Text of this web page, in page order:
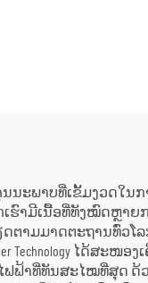
ານຄຸນນະພາບທີ່ເຂັ້ມງວດ
ຮົາມີເນື້ອທີ່ທັງໝົດຫຼາຍ
າມມາດຕະຖານທົ່ວໂ
Technology ໄດ້
ນແປງໄຟຟ້າທີ່ທັນສະໄ